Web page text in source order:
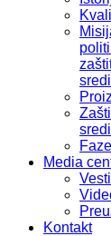
Media
Vesti
Kontakt